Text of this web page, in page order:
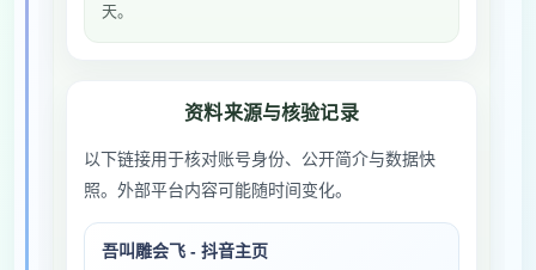
天。
资料来源与核验记录
以下链接用于核对账号身份、公开简介与数据快
照。外部平台内容可能随时间变化。
吾叫雕会飞 - 抖音主页